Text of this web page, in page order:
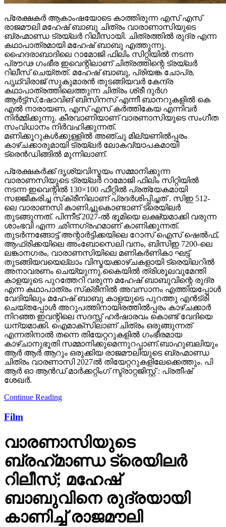
പ്രേക്ഷകർ ആകാംഷയോടെ കാത്തിരുന്ന എസ് എസ്
രാജമൗലി മഹേഷ് ബാബു ചിത്രം വാരാണാസിയുടെ
ബ്രഹ്മാണ്ഡ ട്രയ്ലർ റിലീസായി. ചിത്രത്തിൽ രുദ്ര എന്ന
കഥാപാത്രമായി മഹേഷ് ബാബു എത്തുന്നു.
ഹൈദരാബാദിലെ റാമോജി ഫിലിം സിറ്റിയിൽ നടന്ന
പ്രൗഢ ഗംഭീര ഇവെന്റിലാണ് ചിത്രത്തിന്റെ ട്രയ്ലർ
റിലീസ് ചെയ്തത്. മഹേഷ് ബാബു, പ്രിയങ്ക ചോപ്ര,
പൃഥ്വിരാജ് സുകുമാരൻ തുടങ്ങിയവർ കേന്ദ്ര
കഥാപാത്രത്തിലെത്തുന്ന ചിത്രം ശ്രീ ദുർഗ
ആർട്ട്സ്,ഷോവിങ് ബിസിനസ് എന്നീ ബാനറുകളിൽ കെ
എൽ നാരായണ, എസ് എസ് കർത്തികേയ എന്നിവർ
നിർമ്മിക്കുന്നു. കീരവാണിയാണ് വാരണാസിയുടെ സംഗീത
സംവിധാനം നിർവഹിക്കുന്നത്.
മണിക്കൂറുകൾക്കുള്ളിൽ അഞ്ചു മില്യണിൽപ്പരം
കാഴ്ചക്കാരുമായി ട്രയ്ലർ ലോകവ്യാപകമായി
ട്രെൻഡിങ്ങിൽ മുന്നിലാണ്.
പ്രേക്ഷകർക്ക് ദൃശ്യവിസ്മയം സമ്മാനിക്കുന്ന
വാരാണസിയുടെ ട്രയ്ലർ റാമോജി ഫിലിം സിറ്റിയിൽ
നടന്ന ഇവെന്റിൽ 130×100 ഫീറ്റിൽ പ്രത്യേകമായി
സജ്ജീകരിച്ച സ്‌ക്രീനിലാണ് പ്രദർശിപ്പിച്ചത് . സിഇ 512-
ലെ വാരാണസി കാണിച്ചുകൊണ്ടാണ് ട്രെയിലര്‍
തുടങ്ങുന്നത്. പിന്നീട് 2027-ല്‍ ഭൂമിയെ ലക്ഷ്യമാക്കി വരുന്ന
ശാംഭവി എന്ന ഛിന്നഗ്രഹമാണ് കാണിക്കുന്നത്.
തുടര്‍ന്നങ്ങോട്ട് അന്റാര്‍ട്ടിക്കയിലെ റോസ് ഐസ് ഷെല്‍ഫ്,
ആഫ്രിക്കയിലെ അംബോസെലി വനം, ബിസിഇ 7200-ലെ
ലങ്കാനഗരം, വാരാണസിയിലെ മണികര്‍ണികാ ഘട്ട്
തുടങ്ങിയവയെല്ലാം വിസ്മയക്കാഴ്ചകളായി ട്രെയിലറില്‍
അനാവരണം ചെയ്യുന്നു.കൈയില്‍ ത്രിശൂലവുമേന്തി
കാളയുടെ പുറത്തേറി വരുന്ന മഹേഷ് ബാബുവിന്റെ രുദ്ര
എന്ന കഥാപാത്രം സ്‌ക്രീനിൽ അവസാനം എത്തിയപ്പോൾ
വേദിയിലും മഹേഷ് ബാബു കാളയുടെ പുറത്തു എൻട്രി
ചെയ്തപ്പോൾ അറുപത്തിനായിരത്തിൽപ്പരം കാഴ്ചക്കാർ
നിറഞ്ഞ ഇവന്റിലെ സദസ്സ് ഹർഷാരവം കൊണ്ട് വേദിയെ
ധന്യമാക്കി. ഐമാക്‌സിലാണ് ചിത്രം ഒരുങ്ങുന്നത്
എന്നതിനാല്‍ തന്നെ തിയേറ്ററുകളില്‍ ഗംഭീരമായ
കാഴ്ചാനുഭൂതി സമ്മാനിക്കുമെന്നുറപ്പാണ്.ബാഹുബലിയും
ആർ ആർ ആറും ഒരുക്കിയ രാജമൗലിയുടെ ബ്രഹ്മാണ്ഡ
ചിത്രം വാരണാസി 2027ൽ തിയേറ്ററുകളിലേക്കെത്തും. പി
ആർ ഓ ആൻഡ് മാർക്കറ്റിംഗ് സ്ട്രാറ്റജിസ്റ്റ് : പ്രതീഷ്
ശേഖർ.
Continue Reading
Film
വാരണാസിയുടെ
ബ്രഹ്‌മാണ്ഡ ട്രെയിലര്‍
റിലീസ്; മഹേഷ്
ബാബുവിനെ രുദ്രയായി
കാണിച്ച് രാജമൗലി